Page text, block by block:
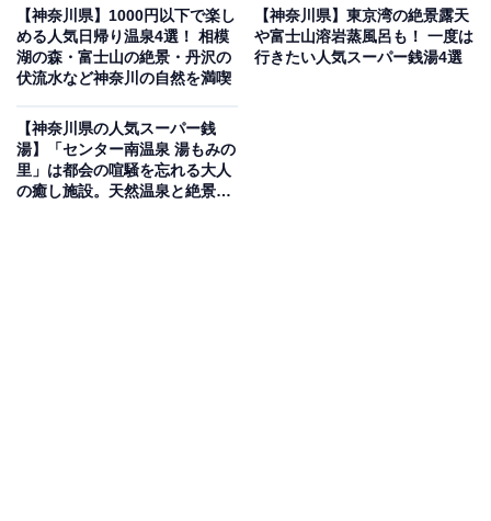
肌がしっとりする「黒湯」の天然温泉。「スパ・リブー
ル ヨコハマ」にて非加水の源泉掛け流しで堪能できま
す。大浴場には3種の内湯や「露天風呂」、「つぼ湯」
があり、本格的な温泉が楽しめます。サウナはTV付きの
「高温サウナ」を完備。食事処では、エスニック料理を
はじめ多彩なメニューを味わえます。
【神奈川県】1000円以下で楽し
める人気日帰り温泉4選！ 相模
湖の森・富士山の絶景・丹沢の
伏流水など神奈川の自然を満喫
【神奈川県】東京湾の絶景露天
や富士山溶岩蒸風呂も！ 一度は
行きたい人気スーパー銭湯4選
【神奈川県の人気スーパー銭
湯】「センター南温泉 湯もみの
里」は都会の喧騒を忘れる大人
の癒し施設。天然温泉と絶景足